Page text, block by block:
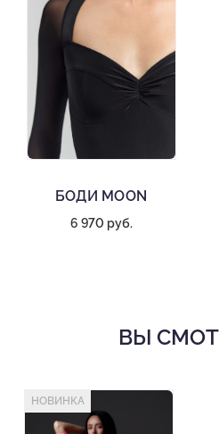
БОДИ MOON
6 970 руб.
ВЫ
НОВИНКА